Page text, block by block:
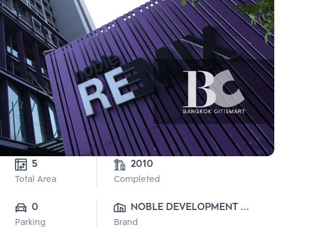
Total Area
2010
Completed
0
Parking
NOBLE DEVELOPMENT
PUBLIC CO., LTD.
Brand